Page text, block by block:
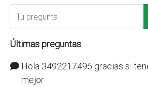
Últimas preguntas
Hola 3492217496 gracias si
mejor